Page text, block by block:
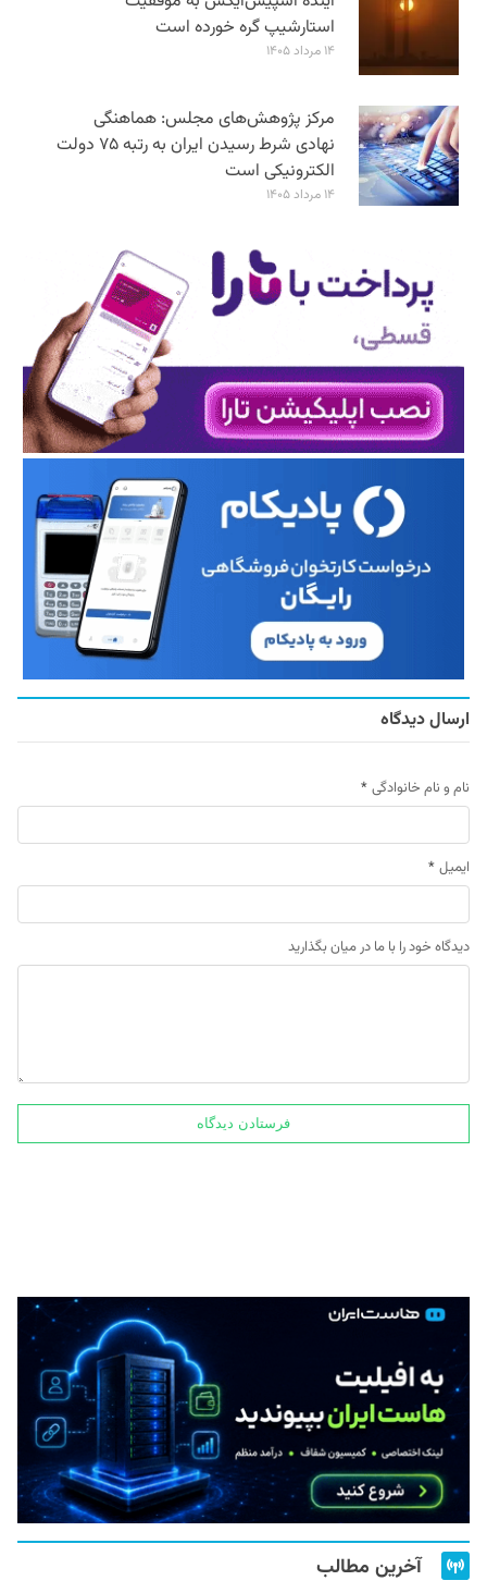
استارشیپ گره خورده است
۱۴ مرداد ۱۴۰۵
مرکز پژوهش‌های مجلس: هماهنگی
نهادی شرط رسیدن ایران به رتبه ۷۵ دولت
الکترونیکی است
۱۴ مرداد ۱۴۰۵
ارسال دیدگاه
نام و نام خانوادگی *
ایمیل *
دیدگاه خود را با ما در میان بگذارید
آخرین مطالب